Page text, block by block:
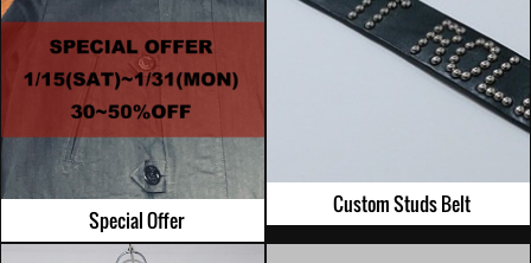
Special Offer
Custom Studs Belt